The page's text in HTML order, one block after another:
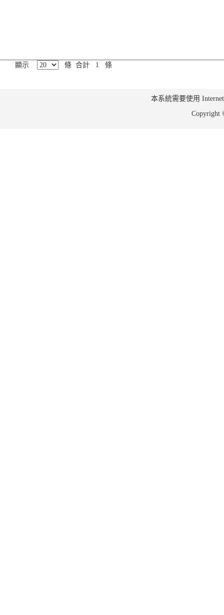
顯示 條 合計 1 條
本系統需要使用
Copyright